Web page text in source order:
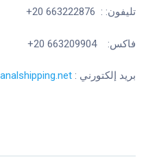
تليفون: : 663222876 20+
فاكس: 663209904 20+
بريد إلكتورني :